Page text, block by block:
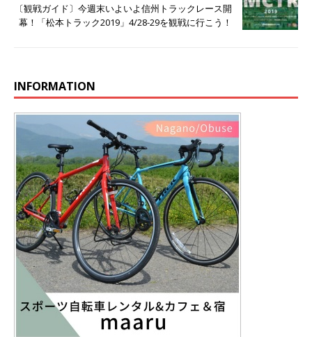
〔観戦ガイド〕今週末いよいよ信州トラックレース開
幕！「松本トラック2019」4/28-29を観戦に行こう！
INFORMATION